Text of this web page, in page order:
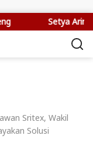
Setya Arinugroho
Sritex, Wakil
Solusi